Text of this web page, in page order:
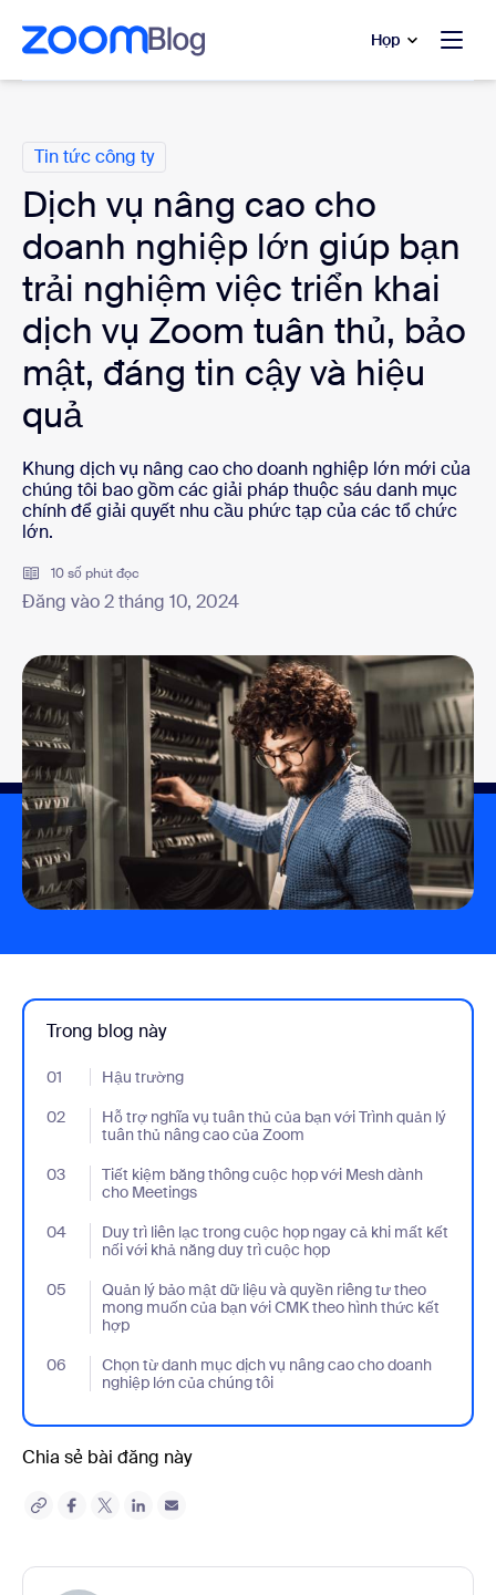
đến nội dung chính
trò chuyện trợ giúp
Họp
Tin tức công ty
Dịch vụ nâng cao cho
doanh nghiệp lớn giúp bạn
trải nghiệm việc triển khai
dịch vụ Zoom tuân thủ, bảo
mật, đáng tin cậy và hiệu
quả
Khung dịch vụ nâng cao cho doanh nghiệp lớn mới của
chúng tôi bao gồm các giải pháp thuộc sáu danh mục
chính để giải quyết nhu cầu phức tạp của các tổ chức
lớn.
10 số phút đọc
Đăng vào 2 tháng 10, 2024
Trong blog này
01 Hậu trường
- Jumplink to Hậu trường
02
Hỗ trợ nghĩa vụ tuân thủ của bạn với Trình quản lý
tuân thủ nâng cao của Zoom
- Jumplink to Hỗ trợ nghĩa vụ tuân thủ của bạn với Trình quản lý
03
Tiết kiệm băng thông cuộc họp với Mesh dành
cho Meetings
- Jumplink to Tiết kiệm băng thông cuộc họp với Mesh dành
04
Duy trì liên lạc trong cuộc họp ngay cả khi mất kết
nối với khả năng duy trì cuộc họp
- Jumplink to Duy trì liên lạc trong cuộc họp ngay cả khi mất kết
05
Quản lý bảo mật dữ liệu và quyền riêng tư theo
mong muốn của bạn với CMK theo hình thức kết
hợp
- Jumplink to Quản lý bảo mật dữ liệu và quyền riêng tư theo
06
Chọn từ danh mục dịch vụ nâng cao cho doanh
nghiệp lớn của chúng tôi
- Jumplink to Chọn từ danh mục dịch vụ nâng cao cho doanh
Chia sẻ bài đăng này